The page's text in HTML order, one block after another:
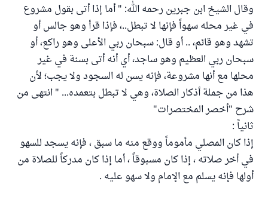
وقال الشيخ ابن جبرين رحمه الله: " أما إذا أتى بقول مشروع
في غير محله سهواً فإنها لا تبطل..، فإذا قرأ وهو جالس أو
تشهد وهو قائم، .. أو قال: سبحان ربي الأعلى وهو راكع، أو
سبحان ربي العظيم وهو ساجد، أي أنه أتى بسنة في غير
محلها مع أنها مشروعة، فإنه يسن له السجود ولا يجب؛ لأن
هذا من جملة أذكار الصلاة، وهي لا تبطل بتعمده... " انتهى من
شرح "أخصر المختصرات"
ثانياً :
إذا كان المصلي مأموماً ووقع منه ما سبق ، فإنه يسجد للسهو
في أخر صلاته ، إذا كان مسبوقاً ، أما إذا كان مدركاً للصلاة من
أولها فإنه يسلم مع الإمام ولا سهو عليه .